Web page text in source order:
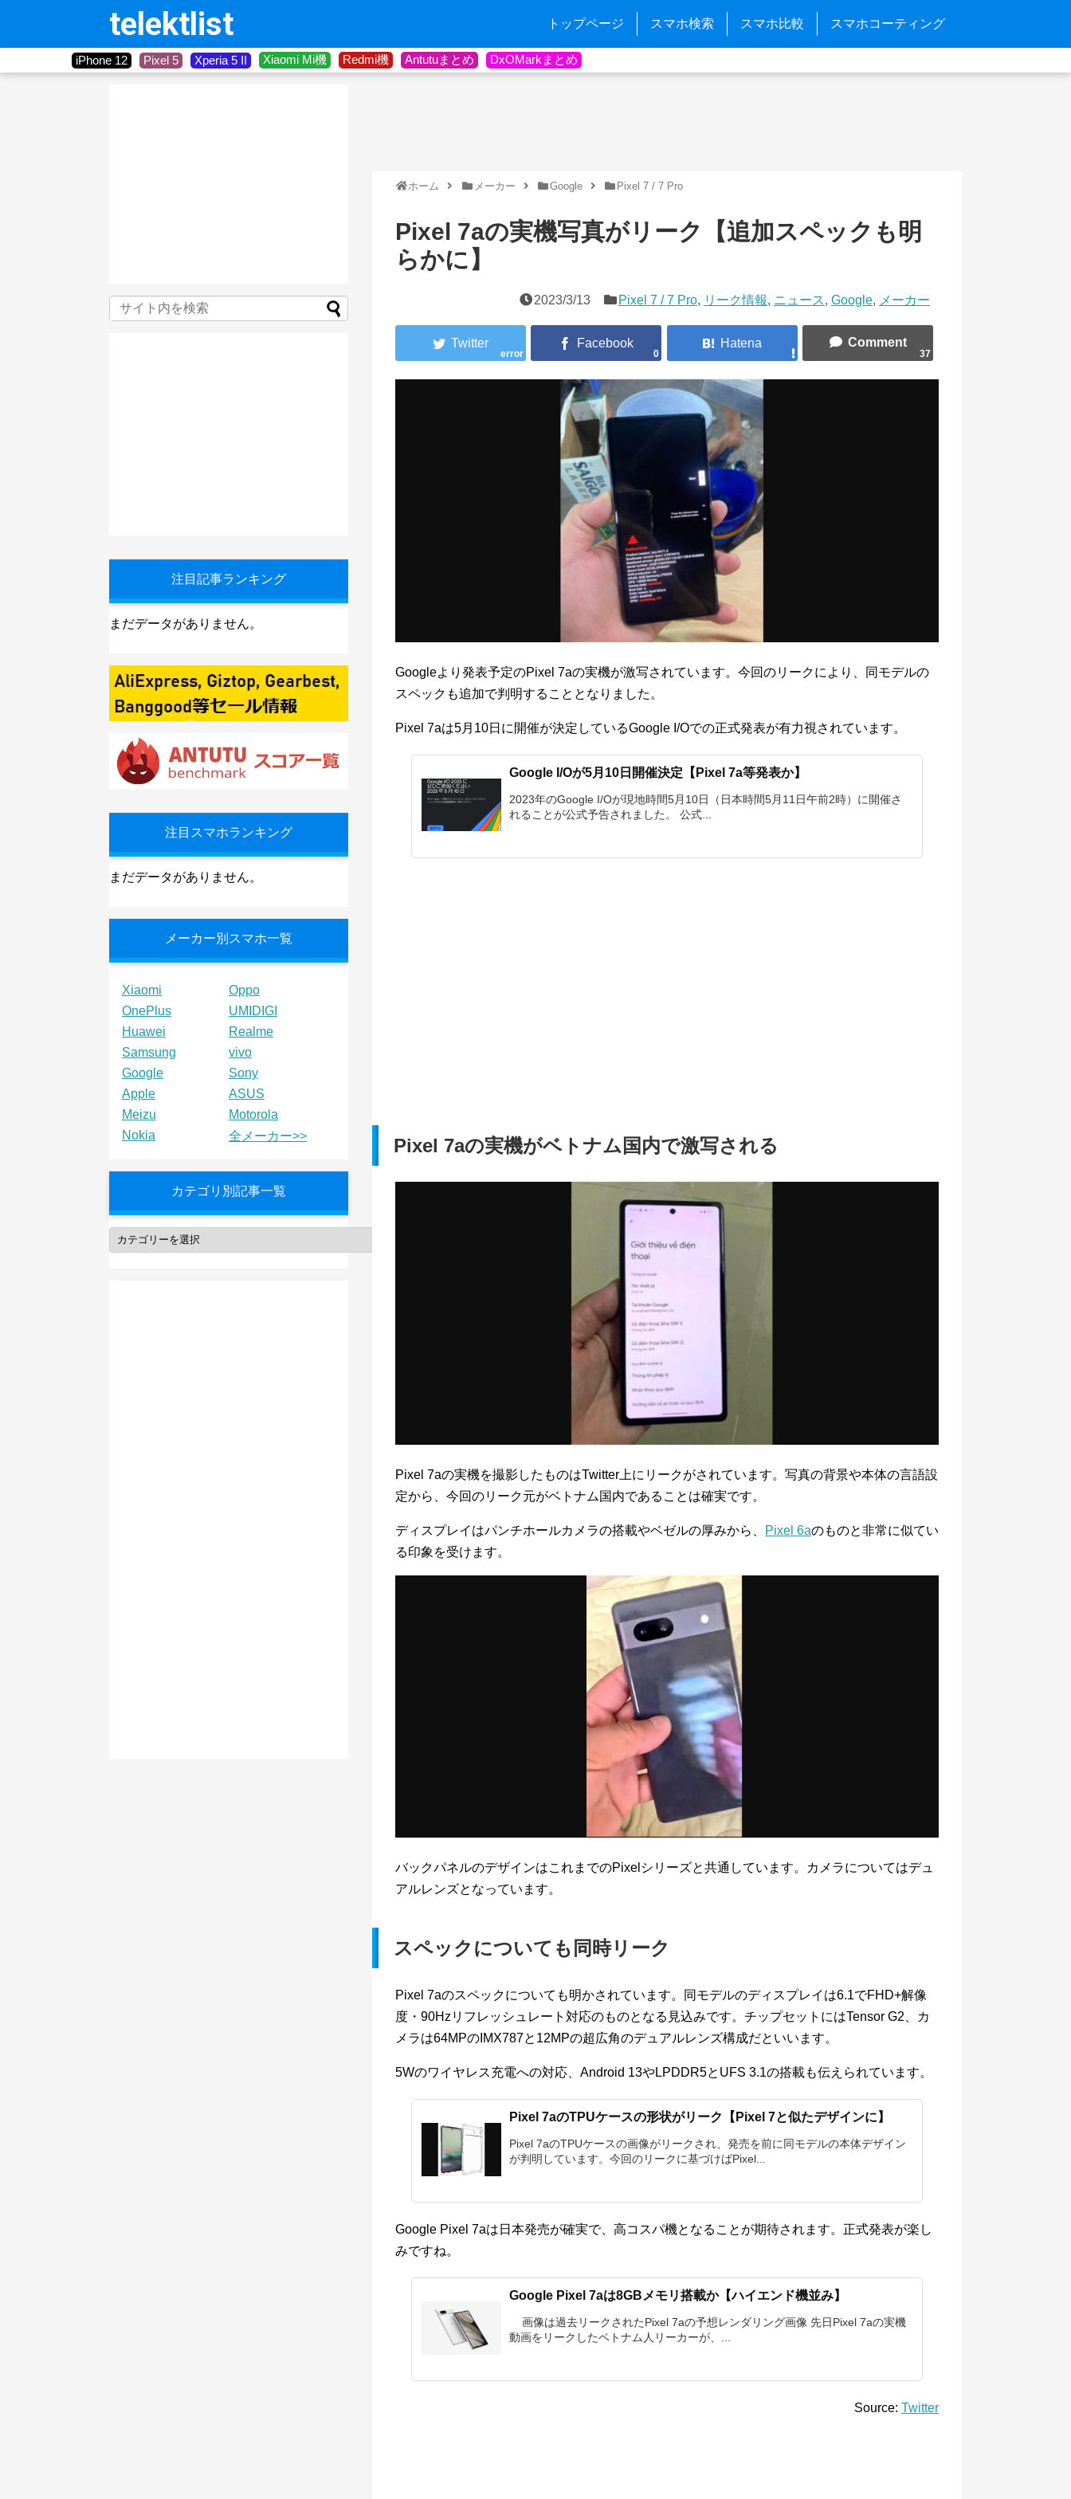
telektlist トップページ スマホ検索 スマホ比較 スマホコーティング
iPhone 12 Pixel 5 Xperia 5 II Xiaomi Mi機 Redmi機 Antutuまとめ DxOMarkまとめ
ホーム メーカー Google Pixel 7 / 7 Pro
Pixel 7aの実機写真がリーク【追加スペックも明
らかに】
2023/3/13 Pixel 7 / 7 Pro, リーク情報, ニュース, Google, メーカー
error 0 37
Googleより発表予定のPixel 7aの実機が激写されています。今回のリークにより、同モデルの
スペックも追加で判明することとなりました。
Pixel 7aは5月10日に開催が決定しているGoogle I/Oでの正式発表が有力視されています。
Google I/Oが5月10日開催決定【Pixel 7a等発表か】
2023年のGoogle I/Oが現地時間5月10日（日本時間5月11日午前2時）に開催さ
れることが公式予告されました。 公式...
Pixel 7aの実機がベトナム国内で激写される
Pixel 7aの実機を撮影したものはTwitter上にリークがされています。写真の背景や本体の言語設
定から、今回のリーク元がベトナム国内であることは確実です。
ディスプレイはパンチホールカメラの搭載やベゼルの厚みから、 Pixel 6aのものと非常に似てい
る印象を受けます。
バックパネルのデザインはこれまでのPixelシリーズと共通しています。カメラについてはデュ
アルレンズとなっています。
スペックについても同時リーク
Pixel 7aのスペックについても明かされています。同モデルのディスプレイは6.1でFHD+解像
度・90Hzリフレッシュレート対応のものとなる見込みです。チップセットにはTensor G2、カ
メラは64MPのIMX787と12MPの超広角のデュアルレンズ構成だといいます。
5Wのワイヤレス充電への対応、Android 13やLPDDR5とUFS 3.1の搭載も伝えられています。
Pixel 7aのTPUケースの形状がリーク【Pixel 7と似たデザインに】
Pixel 7aのTPUケースの画像がリークされ、発売を前に同モデルの本体デザイン
が判明しています。今回のリークに基づけばPixel...
Google Pixel 7aは日本発売が確実で、高コスパ機となることが期待されます。正式発表が楽し
みですね。
Google Pixel 7aは8GBメモリ搭載か【ハイエンド機並み】
画像は過去リークされたPixel 7aの予想レンダリング画像 先日Pixel 7aの実機
動画をリークしたベトナム人リーカーが、...
Source: Twitter
注目記事ランキング
まだデータがありません。
注目スマホランキング
まだデータがありません。
メーカー別スマホ一覧
Xiaomi
Oppo
OnePlus
UMIDIGI
Huawei
Realme
Samsung
vivo
Google
Sony
Apple
ASUS
Meizu
Motorola
Nokia
全メーカー>>
カテゴリ別記事一覧